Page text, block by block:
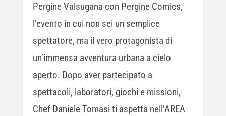
Pergine Valsugana con Pergine Comics,
l’evento in cui non sei un semplice
spettatore, ma il vero protagonista di
un’immensa avventura urbana a cielo
aperto. Dopo aver partecipato a
spettacoli, laboratori, giochi e missioni,
Chef Daniele Tomasi ti aspetta nell’AREA